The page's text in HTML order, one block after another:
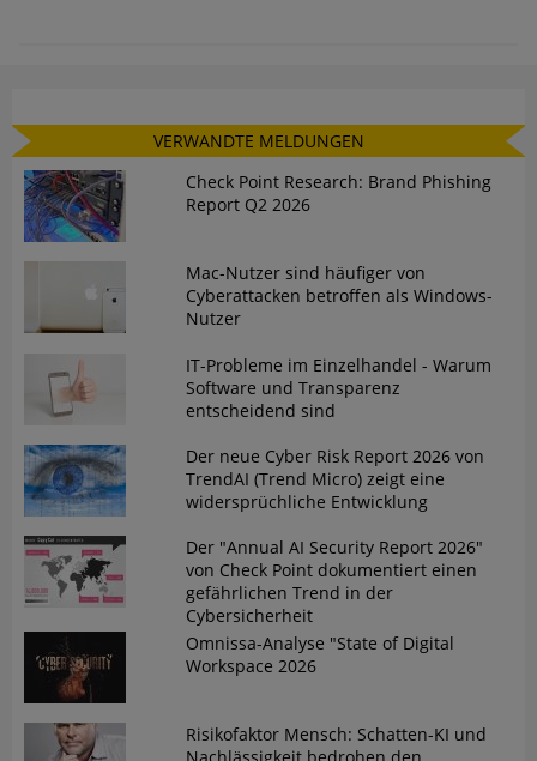
VERWANDTE MELDUNGEN
Check Point Research: Brand Phishing
Report Q2 2026
Mac-Nutzer sind häufiger von
Cyberattacken betroffen als Windows-
Nutzer
IT-Probleme im Einzelhandel - Warum
Software und Transparenz
entscheidend sind
Der neue Cyber Risk Report 2026 von
TrendAI (Trend Micro) zeigt eine
widersprüchliche Entwicklung
Der "Annual AI Security Report 2026"
von Check Point dokumentiert einen
gefährlichen Trend in der
Cybersicherheit
Omnissa-Analyse "State of Digital
Workspace 2026
Risikofaktor Mensch: Schatten-KI und